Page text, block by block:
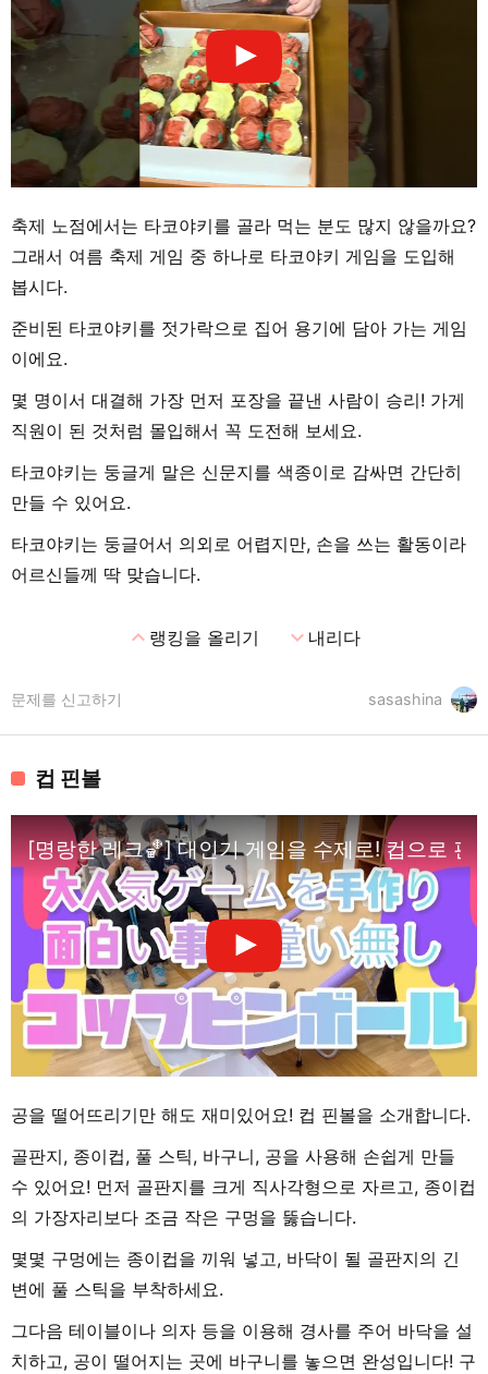
축제 노점에서는 타코야키를 골라 먹는 분도 많지 않을까요?
그래서 여름 축제 게임 중 하나로 타코야키 게임을 도입해
봅시다.
준비된 타코야키를 젓가락으로 집어 용기에 담아 가는 게임
이에요.
몇 명이서 대결해 가장 먼저 포장을 끝낸 사람이 승리! 가게
직원이 된 것처럼 몰입해서 꼭 도전해 보세요.
타코야키는 둥글게 말은 신문지를 색종이로 감싸면 간단히
만들 수 있어요.
타코야키는 둥글어서 의외로 어렵지만, 손을 쓰는 활동이라
어르신들께 딱 맞습니다.
expand_less랭킹을 올리기 expand_more내리다
sasashina
문제를 신고하기
컵 핀볼
[명랑한 레크🏀] 대인기 게임을 수제로! 컵으로 핀
공을 떨어뜨리기만 해도 재미있어요! 컵 핀볼을 소개합니다.
골판지, 종이컵, 풀 스틱, 바구니, 공을 사용해 손쉽게 만들
수 있어요! 먼저 골판지를 크게 직사각형으로 자르고, 종이컵
의 가장자리보다 조금 작은 구멍을 뚫습니다.
몇몇 구멍에는 종이컵을 끼워 넣고, 바닥이 될 골판지의 긴
변에 풀 스틱을 부착하세요.
그다음 테이블이나 의자 등을 이용해 경사를 주어 바닥을 설
치하고, 공이 떨어지는 곳에 바구니를 놓으면 완성입니다! 구